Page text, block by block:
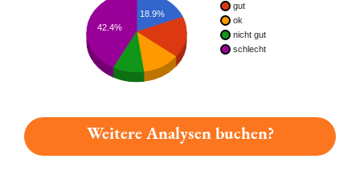
gut
ok
nicht gut
schlecht
18.9%
42.4%
Weitere Analysen buchen?